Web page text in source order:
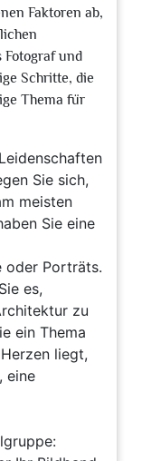
Faktoren ab,
und
Schritte, die
Thema für
Sie sich,
meisten
Sie eine
oder Porträts.
es,
zu
ein Thema
liegt,
eine